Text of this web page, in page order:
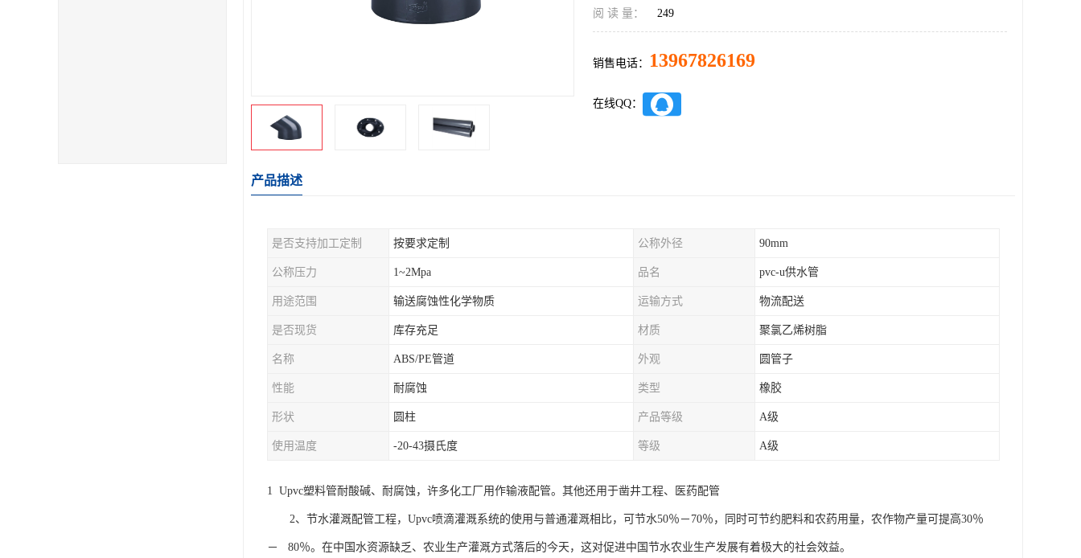
阅 读 量： 249
销售电话： 13967826169
在线QQ：
产品描述
是否支持加工定制 按要求定制 公称外径 90mm
公称压力 1~2Mpa 品名 pvc-u供水管
用途范围 输送腐蚀性化学物质 运输方式 物流配送
是否现货 库存充足 材质 聚氯乙烯树脂
名称 ABS/PE管道 外观 圆管子
性能 耐腐蚀 类型 橡胶
形状 圆柱 产品等级 A级
使用温度 -20-43摄氏度 等级 A级
1 Upvc塑料管耐酸碱、耐腐蚀，许多化工厂用作输液配管。其他还用于凿井工程、医药配管
2、节水灌溉配管工程，Upvc喷滴灌溉系统的使用与普通灌溉相比，可节水50％－70％，同时可节约肥料和农药用量，农作物产量可提高30％
－ 80％。在中国水资源缺乏、农业生产灌溉方式落后的今天，这对促进中国节水农业生产发展有着极大的社会效益。